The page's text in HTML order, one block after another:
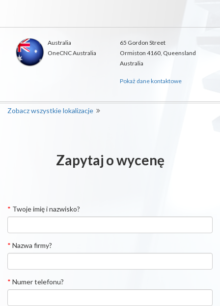
Australia
OneCNC Australia
65 Gordon Street
Ormiston 4160, Queensland
Australia
Pokaż dane kontaktowe
Zobacz wszystkie lokalizacje
Zapytaj o wycenę
* Twoje imię i nazwisko?
* Nazwa firmy?
* Numer telefonu?